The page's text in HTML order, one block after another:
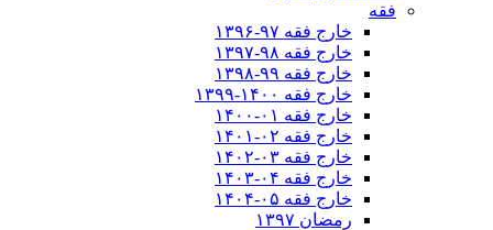
فقه
خارج فقه ۹۷-۱۳۹۶
خارج فقه ۹۸-۱۳۹۷
خارج فقه ۹۹-۱۳۹۸
خارج فقه ۱۴۰۰-۱۳۹۹
خارج فقه ۰۱-۱۴۰۰
خارج فقه ۰۲-۱۴۰۱
خارج فقه ۰۳-۱۴۰۲
خارج فقه ۰۴-۱۴۰۳
خارج فقه ۰۵-۱۴۰۴
رمضان ۱۳۹۷